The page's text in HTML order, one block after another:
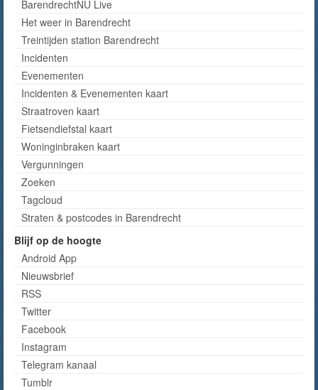
BarendrechtNU Live
Het weer in Barendrecht
Treintijden station Barendrecht
Incidenten
Evenementen
Incidenten & Evenementen kaart
Straatroven kaart
Fietsendiefstal kaart
Woninginbraken kaart
Vergunningen
Zoeken
Tagcloud
Straten & postcodes in Barendrecht
Blijf op de hoogte
Android App
Nieuwsbrief
RSS
Twitter
Facebook
Instagram
Telegram kanaal
Tumblr